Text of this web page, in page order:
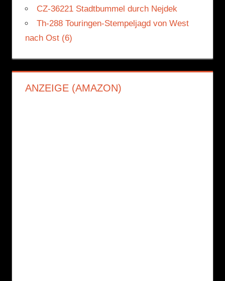
CZ-36221 Stadtbummel durch Nejdek
Th-288 Touringen-Stempeljagd von West
nach Ost (6)
ANZEIGE (AMAZON)